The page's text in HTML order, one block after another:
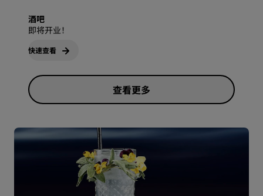
酒吧
即将开业！
快速查看
查看更多